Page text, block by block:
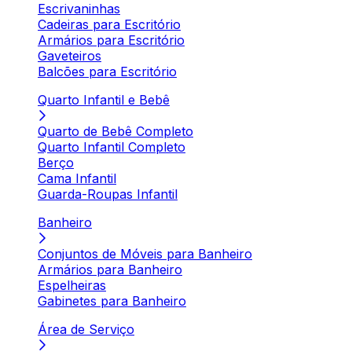
Escrivaninhas
Cadeiras para Escritório
Armários para Escritório
Gaveteiros
Balcões para Escritório
Quarto Infantil e Bebê
Quarto de Bebê Completo
Quarto Infantil Completo
Berço
Cama Infantil
Guarda-Roupas Infantil
Banheiro
Conjuntos de Móveis para Banheiro
Armários para Banheiro
Espelheiras
Gabinetes para Banheiro
Área de Serviço